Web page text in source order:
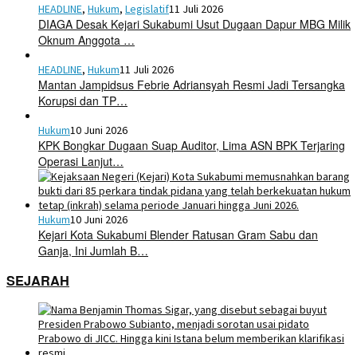
HEADLINE, Hukum, Legislatif11 Juli 2026
DIAGA Desak Kejari Sukabumi Usut Dugaan Dapur MBG Milik
Oknum Anggota …
HEADLINE, Hukum11 Juli 2026
Mantan Jampidsus Febrie Adriansyah Resmi Jadi Tersangka
Korupsi dan TP…
Hukum10 Juni 2026
KPK Bongkar Dugaan Suap Auditor, Lima ASN BPK Terjaring
Operasi Lanjut…
Hukum10 Juni 2026
Kejari Kota Sukabumi Blender Ratusan Gram Sabu dan
Ganja, Ini Jumlah B…
SEJARAH